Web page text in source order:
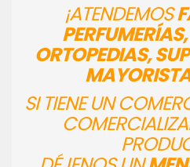
¡ATENDEMOS
ORTOPEDIAS,
SI TIENE UN